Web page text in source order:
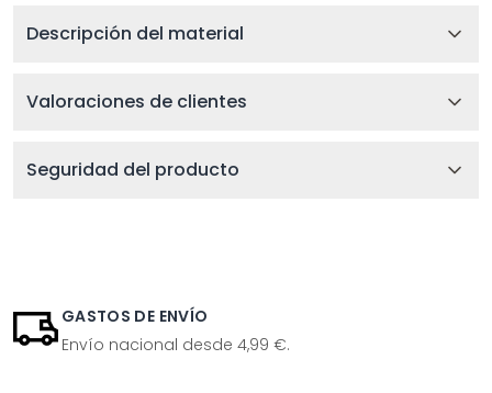
Descripción del material
Valoraciones de clientes
Seguridad del producto
GASTOS DE ENVÍO
Envío nacional desde 4,99 €.